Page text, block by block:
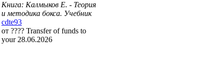
Книга: Калмыков Е. - Теория
и методика бокса. Учебник
cdte93
от ???? Transfer of funds to
your 28.06.2026